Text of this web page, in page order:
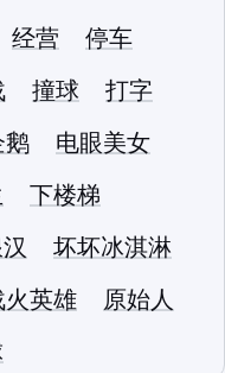
经营
停车
撞球
打字
鹅
电眼美女
下楼梯
坏坏冰淇淋
火英雄
原始人